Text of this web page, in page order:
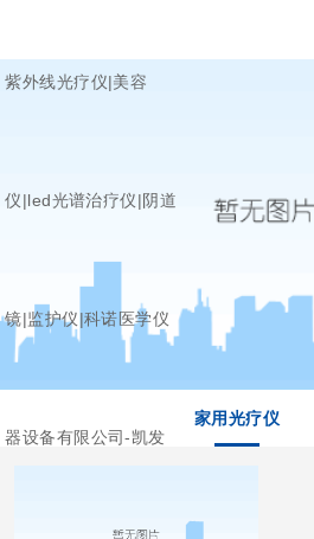
紫外线光疗仪|美容
仪|led光谱治疗仪|阴道
镜|监护仪|科诺医学仪
器设备有限公司-凯发
家用光疗仪